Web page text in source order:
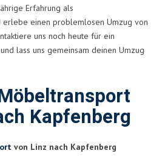
Erfahrung als
erlebe einen problemlosen Umzug von
uns noch heute für ein
lass uns gemeinsam deinen Umzug
Kapfenberg
von Linz nach Kapfenberg